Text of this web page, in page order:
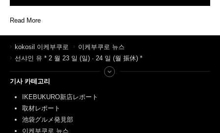
Read More
kokosil 이케부쿠로
이케부쿠로 뉴스
선샤인 유 * 2 월 23 일 (일) · 24 일 (월 振休) *
기사 카테고리
IKEBUKURO新店レポート
取材レポート
池袋グルメ発見部
이케부쿠로 뉴스